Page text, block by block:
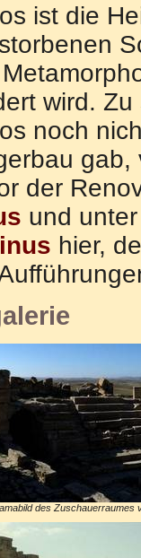
ist die
wird.
noch
der
und
hier,
des Zuschauerraumes